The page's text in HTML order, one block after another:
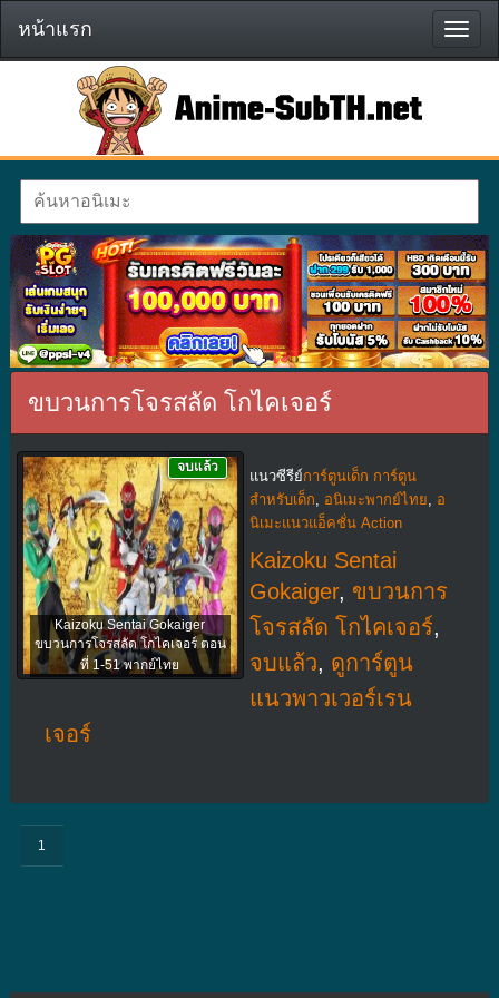
หน้า
แรก
หน้าแรก
ขบวนการโจรสลัด โกไคเจอร์
Kaizoku Sentai Gokaiger
ขบวนการโจรสลัด โกไคเจอร์ ตอน
ที่ 1-51 พากย์ไทย
จบแล้ว
แนวซีรีย์การ์ตูนเด็ก การ์ตูน
สำหรับเด็ก
อนิเมะพากย์ไทย
อ
นิเมะแนวแอ็คชั่น Action
Kaizoku Sentai
Gokaiger, ขบวนการ
โจรสลัด โกไคเจอร์,
จบแล้ว, ดูการ์ตูน
แนวพาวเวอร์เรน
เจอร์
1